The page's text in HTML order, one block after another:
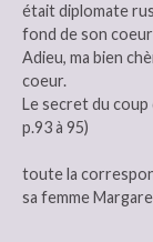
était diplomate
fond de son
Adieu, ma bien
coeur.
Le secret du
p.93 à 95)
toute la
sa femme